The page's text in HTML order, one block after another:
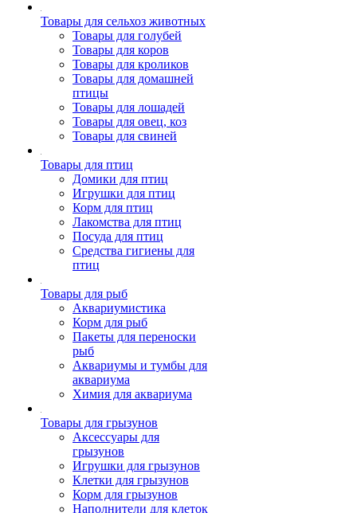
Товары для сельхоз животных
Товары для голубей
Товары для коров
Товары для кроликов
Товары для домашней
птицы
Товары для лошадей
Товары для овец, коз
Товары для свиней
Товары для птиц
Домики для птиц
Игрушки для птиц
Корм для птиц
Лакомства для птиц
Посуда для птиц
Средства гигиены для
птиц
Товары для рыб
Аквариумистика
Корм для рыб
Пакеты для переноски
рыб
Аквариумы и тумбы для
аквариума
Химия для аквариума
Товары для грызунов
Аксессуары для
грызунов
Игрушки для грызунов
Клетки для грызунов
Корм для грызунов
Наполнители для клеток